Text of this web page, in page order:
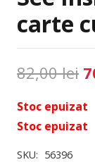
carte
82,00lei
a
Stoc epuizat
Stoc epuizat
SKU: 56396